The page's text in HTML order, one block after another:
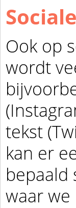
Ook op
wordt
tekst
kan er
bepaald
waar